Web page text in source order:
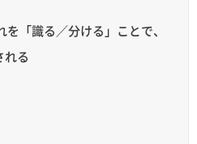
「識る／分ける」ことで、
れる